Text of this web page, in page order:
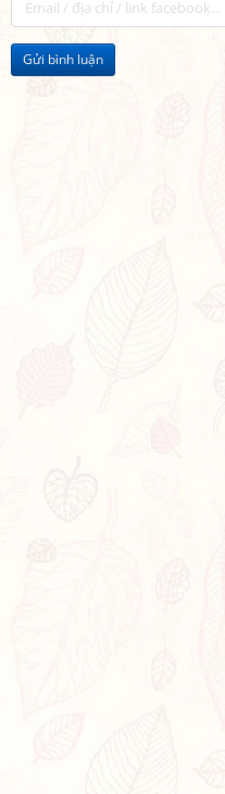
Gửi bình luận